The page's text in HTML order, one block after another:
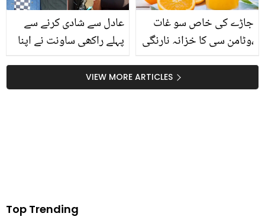
عادل سے شادی کرنے سے
پہلے راکھی ساونت نے اپنا
فٹ رکھنے والی اداکارہ نے
فٹنس راز بتا دیا، ویڈیو
جاڑے کی خاص سو غات
،وٹامن سی کا خزانہ نارنگی
فائدے میں بھی بے مثال ہےVIEW MORE ARTICLES
Top Trending